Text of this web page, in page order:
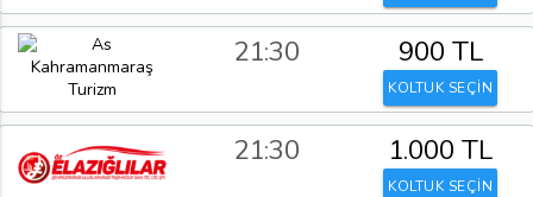
21:30 900 TL
KOLTUK SEÇİN
21:30 1.000 TL
KOLTUK SEÇİN